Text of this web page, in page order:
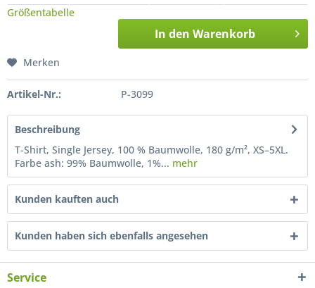
Größentabelle
In den Warenkorb
Merken
Artikel-Nr.: P-3099
Beschreibung
T-Shirt, Single Jersey, 100 % Baumwolle, 180 g/m², XS–5XL.
Farbe ash: 99% Baumwolle, 1%... mehr
Kunden kauften auch
Kunden haben sich ebenfalls angesehen
Service